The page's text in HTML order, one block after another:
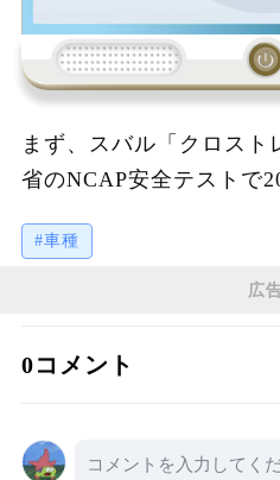
まず、スバル「クロスト
省のNCAP安全テストで
くい設計が特徴で、高齢
アイサイト技術の搭載に
は、コンパクトで扱いや
す。日産「ノート」は、
#車種
広
0コメント